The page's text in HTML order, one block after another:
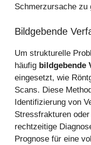
Schmerzursache zu
Bildgebende
Um strukturelle
häufig bildgebende
eingesetzt, wie
Scans. Diese
Identifizierung von
Stressfrakturen
rechtzeitige
Prognose für eine